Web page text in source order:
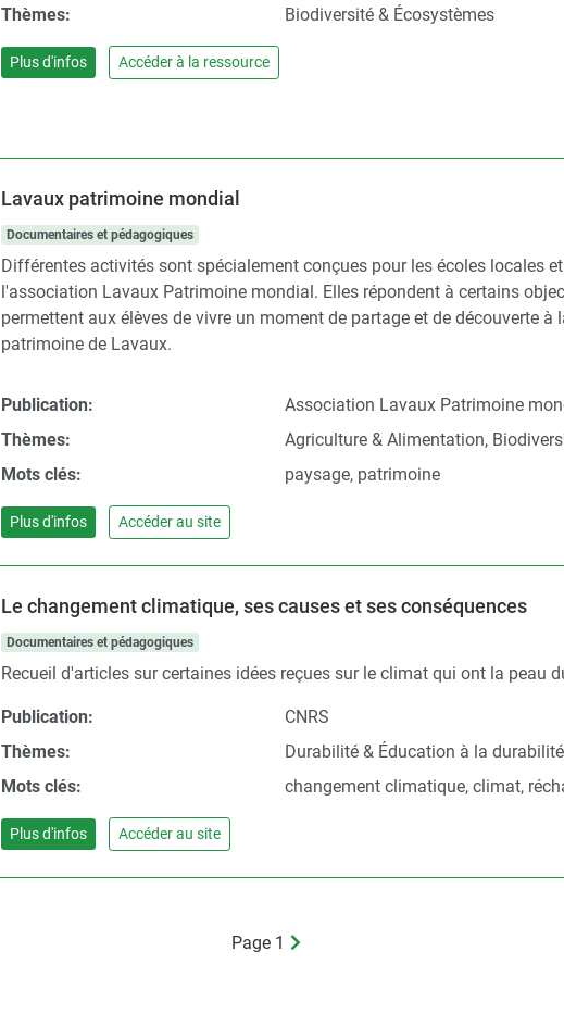
Thèmes: Biodiversité & Écosystèmes
Plus d'infos Accéder à la ressource
Lavaux patrimoine mondial
Documentaires et pédagogiques
Différentes activités sont spécialement conçues pour les écoles locales
l'association Lavaux Patrimoine mondial. Elles répondent à certains
permettent aux élèves de vivre un moment de partage et de découverte à
patrimoine de Lavaux.
Publication:
Association Lavaux Patrimoine
Thèmes:
Agriculture & Alimentation,
Mots clés:
paysage, patrimoine
Plus d'infos Accéder au site
Le changement climatique, ses causes et ses conséquences
Documentaires et pédagogiques
Recueil d'articles sur certaines idées reçues sur le climat qui ont la peau
Publication:
CNRS
Thèmes:
Durabilité & Éducation à la
Mots clés:
changement climatique, climat,
Plus d'infos Accéder au site
Page 1 Page